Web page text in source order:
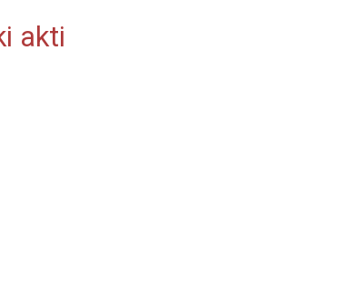
akti